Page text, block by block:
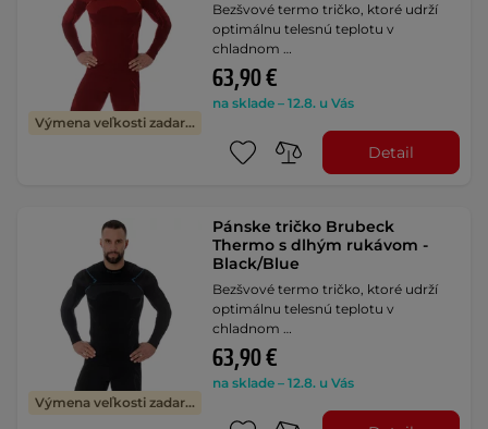
Výmena veľkosti zadarmo
Bezšvové termo tričko, ktoré udrží
optimálnu telesnú teplotu v
chladnom …
63,90 €
na sklade – 12.8. u Vás
Detail
Výmena veľkosti zadarmo
Pánske tričko Brubeck
Thermo s dlhým rukávom -
Black/Blue
Bezšvové termo tričko, ktoré udrží
optimálnu telesnú teplotu v
chladnom …
63,90 €
na sklade – 12.8. u Vás